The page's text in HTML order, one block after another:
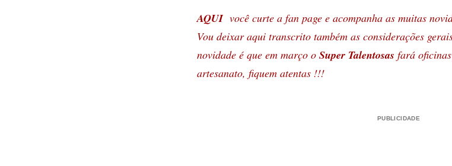
AQUIvocê curte a fan page e acompanha as muitas
Vou deixar aqui transcrito também as considerações
novidade é que em março o Super Talentosas fará
artesanato, fiquem atentas !!!
PUBLICIDADE